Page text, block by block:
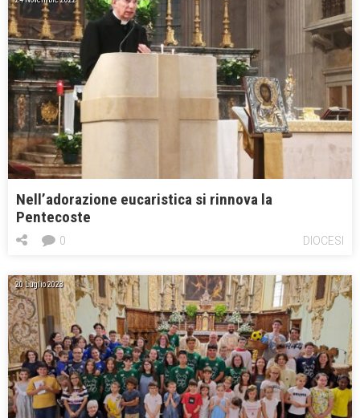
Nell’adorazione eucaristica si rinnova la
Pentecoste
DIOCESI
0
20 Luglio 2023